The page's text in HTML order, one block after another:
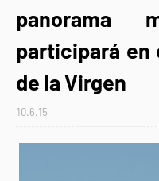
panorama
participará en
de la Virgen
10.6.15